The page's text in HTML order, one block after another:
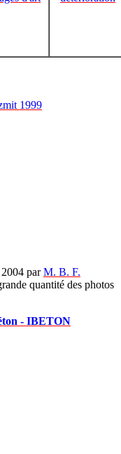
1999
parM. B. F.
quantité des photos
- IBETON